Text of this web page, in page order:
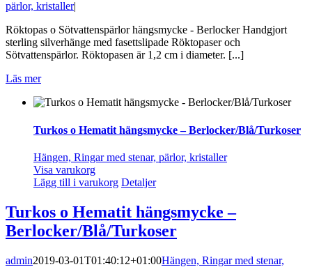
pärlor, kristaller|
Röktopas o Sötvattenspärlor hängsmycke - Berlocker Handgjort
sterling silverhänge med fasettslipade Röktopaser och
Sötvattenspärlor. Röktopasen är 1,2 cm i diameter. [...]
Läs mer
Turkos o Hematit hängsmycke – Berlocker/Blå/Turkoser
Hängen, Ringar med stenar, pärlor, kristaller
Visa varukorg
Lägg till i varukorg Detaljer
Turkos o Hematit hängsmycke –
Berlocker/Blå/Turkoser
admin2019-03-01T01:40:12+01:00Hängen, Ringar med stenar,